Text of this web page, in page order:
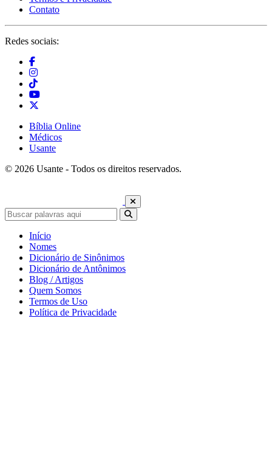
Contato
Redes sociais:
Bíblia Online
Médicos
Usante
© 2026 Usante - Todos os direitos reservados.
Início
Nomes
Dicionário de Sinônimos
Dicionário de Antônimos
Blog / Artigos
Quem Somos
Termos de Uso
Política de Privacidade